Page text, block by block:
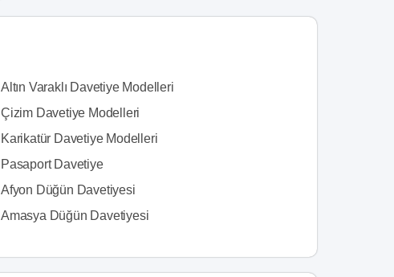
Altın Varaklı Davetiye Modelleri
Çizim Davetiye Modelleri
Karikatür Davetiye Modelleri
Pasaport Davetiye
Afyon Düğün Davetiyesi
Amasya Düğün Davetiyesi